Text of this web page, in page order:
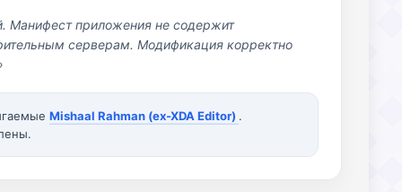
Манифест приложения не содержит
серверам. Модификация корректно
Mishaal Rahman (ex-XDA Editor) .